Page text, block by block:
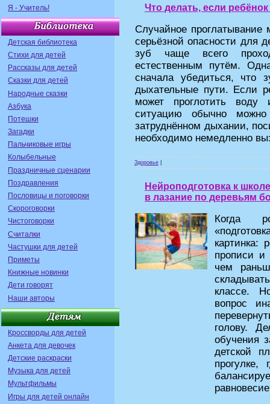
Я - Учитель!
Детская библиотека
Стихи для детей
Рассказы для детей
Сказки для детей
Народные сказки
Азбука
Потешки
Загадки
Пальчиковые игры
Колыбельные
Праздничные сценарии
Поздравления
Пословицы и поговорки
Скороговорки
Чистоговорки
Считалки
Частушки для детей
Приметы
Книжные новинки
Дети говорят
Наши авторы
Кроссворды для детей
Анкета для девочек
Детские раскраски
Музыка для детей
Мультфильмы
Игры для детей онлайн
Что делать, если
Случайное проглатывание
серьёзной опасности для
зуб чаще всего
естественным путём.
сначала убедиться,
дыхательные пути. Если
может проглотить
ситуацию обычно
затруднённом дыхании,
необходимо немедленно
Здоровье
Нейроподготовка к
в лазание по деревьям
Когда
картинка:
прописи и
чем
классе.
вопрос
голову.
обучения
детской
прогулке,